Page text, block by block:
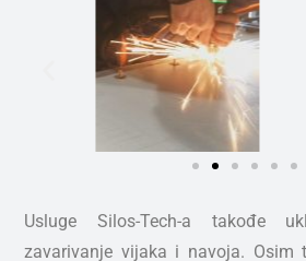
Usluge Silos-Tech-a takođe
zavarivanje vijaka i navoja. Osim